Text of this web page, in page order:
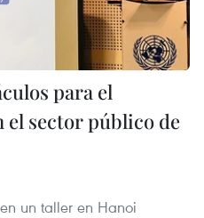
para el
el sector público de
un taller en Hanoi